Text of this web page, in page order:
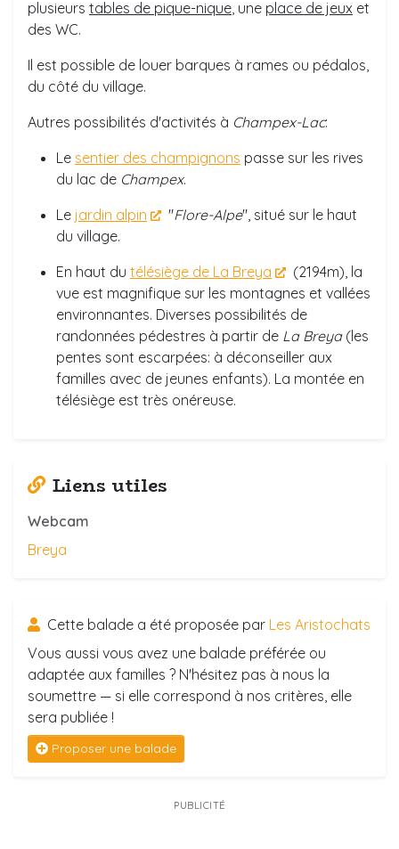
plusieurs tables de pique-nique , une place de jeux et
des WC.
Il est possible de louer barques à rames ou pédalos,
du côté du village.
Autres possibilités d'activités à Champex-Lac:
Le sentier des champignons passe sur les rives
du lac de Champex.
Le jardin alpin "Flore-Alpe" , situé sur le haut
du village.
En haut du télésiège de La Breya
(2194m), la
vue est magnifique sur les montagnes et vallées
environnantes. Diverses possibilités de
randonnées pédestres à partir de La Breya(les
pentes sont escarpées: à déconseiller aux
familles avec de jeunes enfants). La montée en
télésiège est très onéreuse.
Liens utiles
Webcam
Breya
Cette balade a été proposée par Les Aristochats
Vous aussi vous avez une balade préférée ou
adaptée aux familles ? N'hésitez pas à nous la
soumettre — si elle correspond à nos critères, elle
sera publiée !
Proposer une balade
PUBLICITÉ